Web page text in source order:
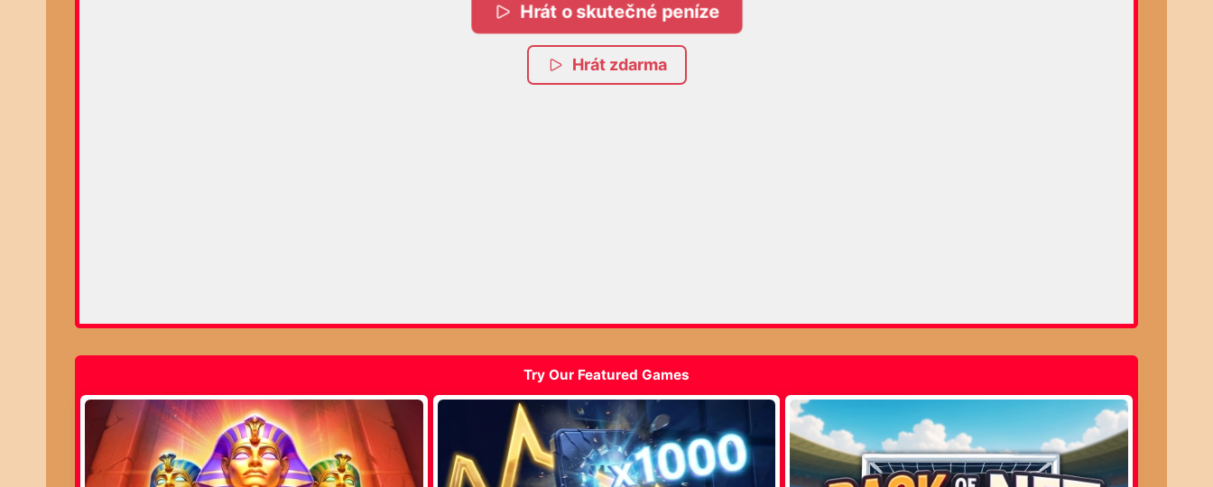
Hrát o skutečné peníze
Hrát zdarma
Try Our Featured Games